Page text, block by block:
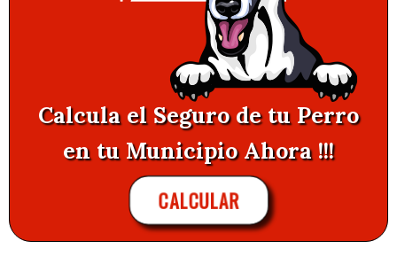
Calcula el Seguro de tu Perro
en tu Municipio Ahora !!!
CALCULAR